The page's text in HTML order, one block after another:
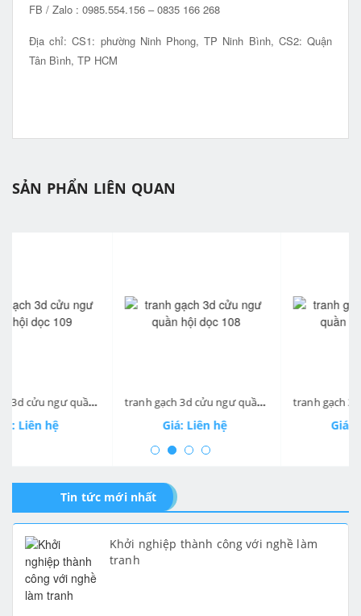
FB / Zalo : 0985.554.156 – 0835 166 268
Địa chỉ: CS1: phường Ninh Phong, TP Ninh Bình, CS2: Quận
Tân Bình, TP HCM
SẢN PHẨN LIÊN QUAN
tranh gạch 3d cửu ngư quần hội dọc 109 tranh gạch 3d cửu ngư quần hội dọc 108
Tin tức mới nhất
Khởi nghiệp thành công với nghề làm
tranh